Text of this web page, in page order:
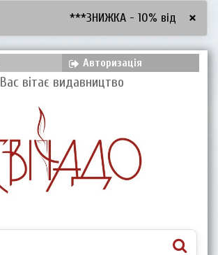
***ЗНИЖКА - 10% від 2600
×
Авторизація
Вас вітає видавництво